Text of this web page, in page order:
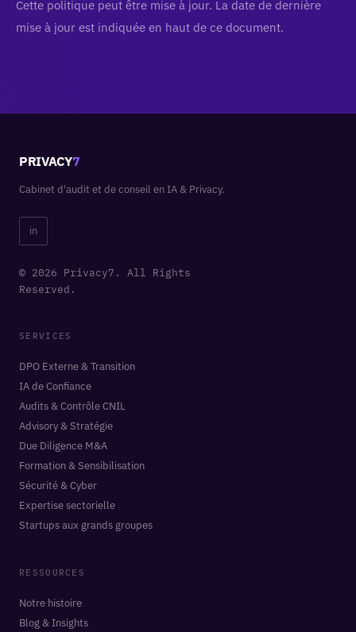
Cette politique peut être mise à jour. La date de dernière
mise à jour est indiquée en haut de ce document.
PRIVACY7
Cabinet d'audit et de conseil en IA & Privacy.
in
© 2026 Privacy7. All Rights
Reserved.
SERVICES
DPO Externe & Transition
IA de Confiance
Audits & Contrôle CNIL
Advisory & Stratégie
Due Diligence M&A
Formation & Sensibilisation
Sécurité & Cyber
Expertise sectorielle
Startups aux grands groupes
RESSOURCES
Notre histoire
Blog & Insights